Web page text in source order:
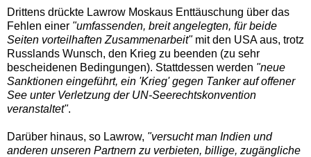
Drittens drückte Lawrow Moskaus Enttäuschung über das
Fehlen einer "umfassenden, breit angelegten, für beide
Seiten vorteilhaften Zusammenarbeit"mit den USA aus, trotz
Russlands Wunsch, den Krieg zu beenden (zu sehr
bescheidenen Bedingungen). Stattdessen werden "neue
Sanktionen eingeführt, ein 'Krieg' gegen Tanker auf offener
See unter Verletzung der UN-Seerechtskonvention
veranstaltet".
Darüber hinaus, so Lawrow, "versucht man Indien und
anderen unseren Partnern zu verbieten, billige, zugängliche